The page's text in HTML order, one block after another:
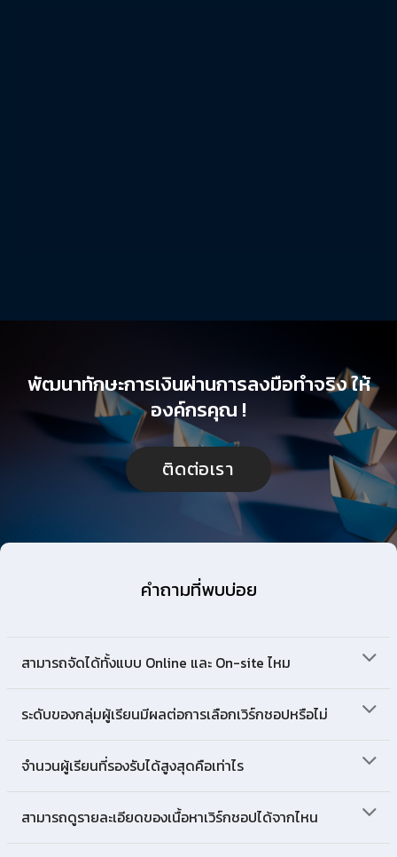
พัฒนาทักษะการเงินผ่านการลงมือทำจริง ให้
องค์กรคุณ !
ติดต่อเรา
คำถามที่พบบ่อย
สามารถจัดได้ทั้งแบบ Online และ On-site ไหม
ระดับของกลุ่มผู้เรียนมีผลต่อการเลือกเวิร์กชอปหรือไม่
จำนวนผู้เรียนที่รองรับได้สูงสุดคือเท่าไร
สามารถดูรายละเอียดของเนื้อหาเวิร์กชอปได้จากไหน